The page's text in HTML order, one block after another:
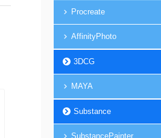
Procreate
AffinityPhoto
3DCG
MAYA
Substance
SubstancePainter